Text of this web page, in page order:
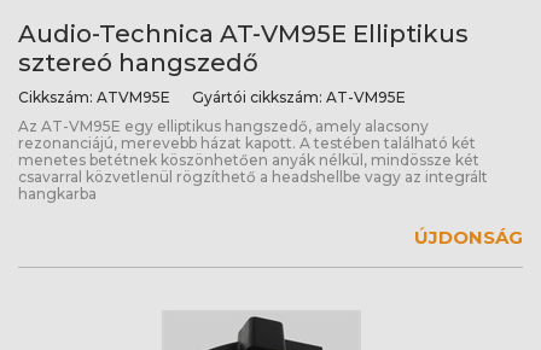
Audio-Technica AT-VM95E Elliptikus
sztereó hangszedő
Cikkszám: ATVM95E Gyártói cikkszám: AT-VM95E
Az AT-VM95E egy elliptikus hangszedő, amely alacsony
rezonanciájú, merevebb házat kapott. A testében található két
menetes betétnek köszönhetően anyák nélkül, mindössze két
csavarral közvetlenül rögzíthető a headshellbe vagy az integrált
hangkarba
ÚJDONSÁG